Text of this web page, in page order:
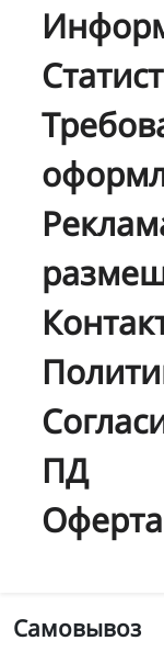
ПД
Оферта
Самовывоз